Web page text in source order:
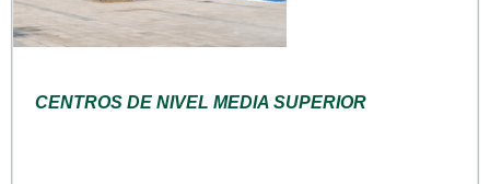
CENTROS DE NIVEL MEDIA SUPERIOR